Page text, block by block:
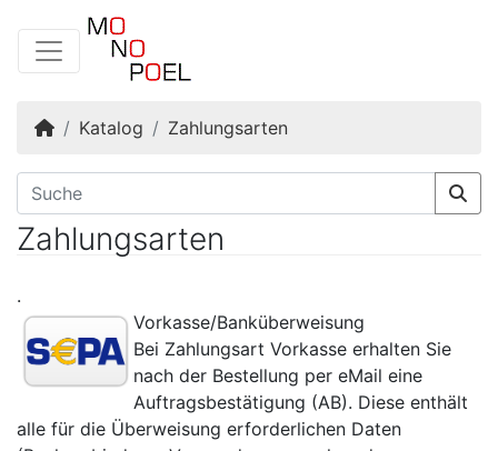
Startseite
Katalog Zahlungsarten
Zahlungsarten
.
Vorkasse/Banküberweisung
Bei Zahlungsart Vorkasse erhalten Sie
nach der Bestellung per eMail eine
Auftragsbestätigung (AB). Diese enthält
alle für die Überweisung erforderlichen Daten